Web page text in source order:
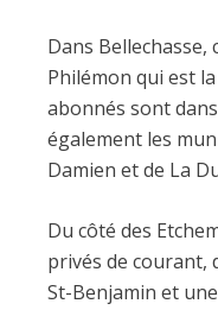
Dans Bellechasse,
Philémon qui est
abonnés sont
également les
Damien et de La
Du côté des
privés de courant,
St-Benjamin et